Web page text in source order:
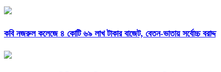
কবি নজরুল কলেজে ৪ কোটি ৬৯ লাখ টাকার বাজেট, বেতন-ভাতায় সর্বোচ্চ বরাদ্দ